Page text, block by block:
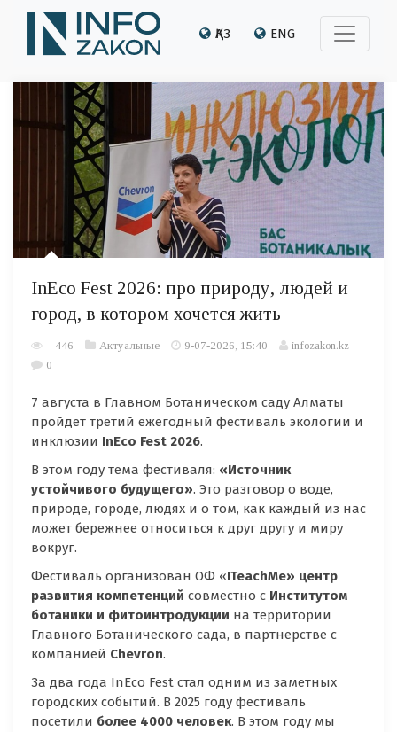
ҚАЗ ENG
InEco Fest 2026: про природу, людей и
город, в котором хочется жить
446 Актуальные 9-07-2026, 15:40
infozakon.kz
0
7 августа в Главном Ботаническом саду Алматы
пройдет третий ежегодный фестиваль экологии и
инклюзии InEco Fest 2026.
В этом году тема фестиваля: «Источник
устойчивого будущего». Это разговор о воде,
природе, городе, людях и о том, как каждый из нас
может бережнее относиться к друг другу и миру
вокруг.
Фестиваль организован ОФ «ITeachMe» центр
развития компетенций совместно с Институтом
ботаники и фитоинтродукции на территории
Главного Ботанического сада, в партнерстве с
компанией Chevron.
За два года InEco Fest стал одним из заметных
городских событий. В 2025 году фестиваль
посетили более 4000 человек. В этом году мы